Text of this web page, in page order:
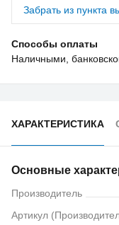
Забрать из пункта
Способы оплаты
Наличными,
ХАРАКТЕРИСТИКА
Основные
Производитель
Артикул